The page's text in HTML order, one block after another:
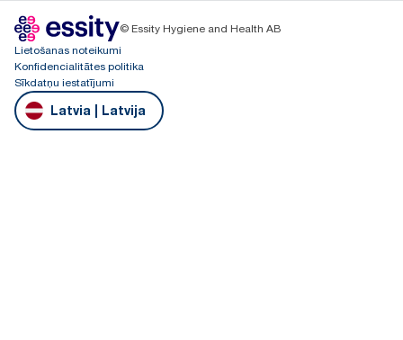
© Essity Hygiene and Health AB
Lietošanas noteikumi
Konfidencialitātes politika
Sīkdatņu iestatījumi
Latvia | Latvija